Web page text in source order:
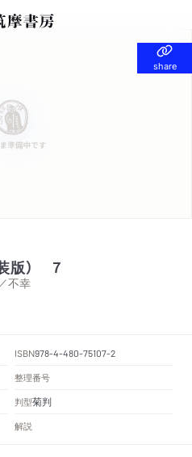
share
share
版） ７
不幸
ISBN978-4-480-75107-2
整理番号
判型菊判
解説